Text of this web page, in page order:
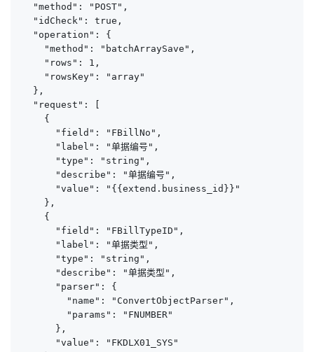
  "method": "POST",
  "idCheck": true,
  "operation": {
    "method": "batchArraySave",
    "rows": 1,
    "rowsKey": "array"
  },
  "request": [
    {
      "field": "FBillNo",
      "label": "单据编号",
      "type": "string",
      "describe": "单据编号",
      "value": "{{extend.business_id}}"
    },
    {
      "field": "FBillTypeID",
      "label": "单据类型",
      "type": "string",
      "describe": "单据类型",
      "parser": {
        "name": "ConvertObjectParser",
        "params": "FNUMBER"
      },
      "value": "FKDLX01_SYS"